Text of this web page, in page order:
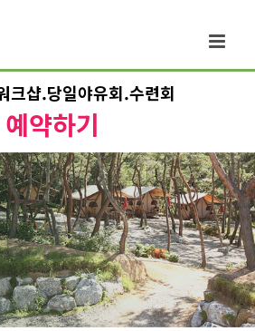
크샵.당일야유회.수련회
예약하기